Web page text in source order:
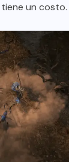
un costo.